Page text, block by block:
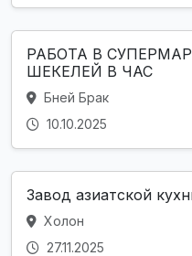
РАБОТА В
ШЕКЕЛЕЙ В ЧАС
Бней Брак
10.10.2025
Завод азиатской
Холон
27.11.2025